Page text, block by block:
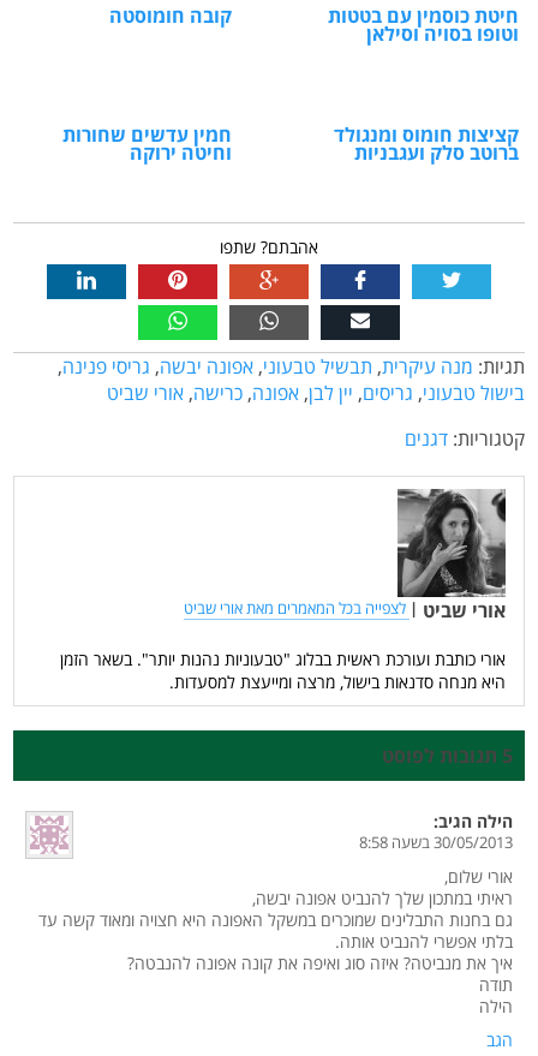
חיטת כוסמין עם בטטות
וטופו בסויה וסילאן
קובה חומוסטה
קציצות חומוס ומנגולד
ברוטב סלק ועגבניות
חמין עדשים שחורות
וחיטה ירוקה
אהבתם? שתפו
תגיות: מנה עיקרית, תבשיל טבעוני, אפונה יבשה, גריסי פנינה,
בישול טבעוני, גריסים, יין לבן, אפונה, כרישה, אורי שביט
קטגוריות: דגנים
אורי שביט | לצפייה בכל המאמרים מאת אורי שביט
אורי כותבת ועורכת ראשית בבלוג "טבעוניות נהנות יותר". בשאר הזמן
היא מנחה סדנאות בישול, מרצה ומייעצת למסעדות.
5 תגובות לפוסט
הילה הגיב:
30/05/2013 בשעה 8:58
אורי שלום,
ראיתי במתכון שלך להנביט אפונה יבשה,
גם בחנות התבלינים שמוכרים במשקל האפונה היא חצויה ומאוד קשה עד
בלתי אפשרי להנביט אותה.
איך את מנביטה? איזה סוג ואיפה את קונה אפונה להנבטה?
תודה
הילה
הגב